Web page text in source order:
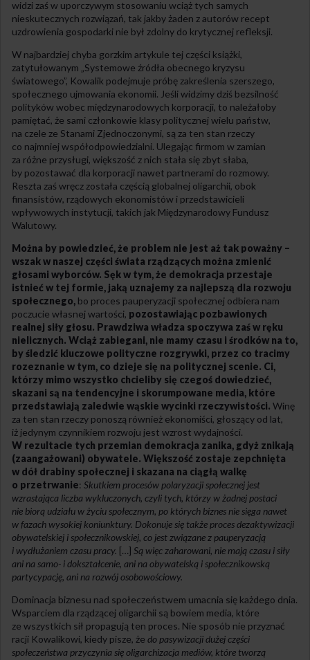
widzi zaś w uporczywym stosowaniu wciąż tych samych
nieskutecznych rozwiązań, tak jakby żaden z autorów recept
uzdrowienia gospodarki nie był zdolny do krytycznej refleksji.
W najbardziej chyba gorzkim artykule tej części książki,
zatytułowanym „Systemowe źródła obecnego kryzysu
światowego”, Kowalik podejmuje próbę zakreślenia szerszego,
społecznego ujmowania ekonomii. Jeśli widzimy dziś bezsilność
polityków wobec międzynarodowych korporacji, to należałoby
pamiętać, że sami członkowie klasy politycznej wielu państw,
na czele ze Stanami Zjednoczonymi, są za ten stan rzeczy
co najmniej współodpowiedzialni. Ulegając firmom w zamian
za różne przysługi, większość z nich stała się zbyt słaba,
by pozostawać dla korporacji nawet partnerami do rozmowy.
Reszta zaś wręcz została częścią globalnej oligarchii, obok
finansistów, rządowych ekonomistów i przedstawicieli
wpływowych instytucji, takich jak Międzynarodowy Fundusz
Walutowy.
Można by powiedzieć, że problem nie jest aż tak poważny –
wszak w naszej części świata rządzących można zmienić
głosami wyborców. Sęk w tym, że demokracja przestaje
istnieć w tej formie, jaką uznajemy za najlepszą dla rozwoju
społecznego, bo proces pauperyzacji społecznej odbiera nam
poczucie własnej wartości, pozostawiając pozbawionych
realnej siły głosu. Prawdziwa władza spoczywa zaś w ręku
nielicznych. Wciąż zabiegani, nie mamy czasu i środków na to,
by śledzić kluczowe polityczne rozgrywki, przez co tracimy
rozeznanie w tym, co dzieje się na politycznej scenie. Ci,
którzy mimo wszystko chcieliby się czegoś dowiedzieć,
skazani są na tendencyjne i skorumpowane media, które
przedstawiają zaledwie wąskie wycinki rzeczywistości. Winę
za ten stan rzeczy ponoszą również ekonomiści, głoszący od lat,
iż jedynym czynnikiem rozwoju jest wzrost wydajności.
W rezultacie tych przemian demokracja zanika, gdyż znikają
(zaangażowani) obywatele. Większość zostaje zepchnięta
w dół drabiny społecznej i skazana na ciągłą walkę
o przetrwanie: Skutkiem procesów polaryzacji społecznej jest
wzrastająca liczba wykluczonych, czyli tych, którzy w żadnej postaci
nie biorą udziału w życiu społecznym, po których biznes nie sięga nawet
w fazach wysokiej koniunktury. Dokonuje się także proces dezaktywizacji
obywatelskiej i społecznikowskiej, co jest związane z pauperyzacją
i wydłużaniem czasu pracy. […] Są więc zaharowani, nie mają czasu i siły
ani na samo- i dokształcenie, ani na obywatelską i społecznikowską
partycypację, ani na rozwój osobowościowy.
Dominacja biznesu nad społeczeństwem umacnia się każdego dnia.
Wsparciem dla rządzącej oligarchii są bowiem media, które
ze wszystkich sił propagują ten proces. Nie sposób nie przyznać
racji Kowalikowi, kiedy pisze, że do pasywizacji dużej części
społeczeństwa przyczynia się oligarchizacja mediów, które tworzą